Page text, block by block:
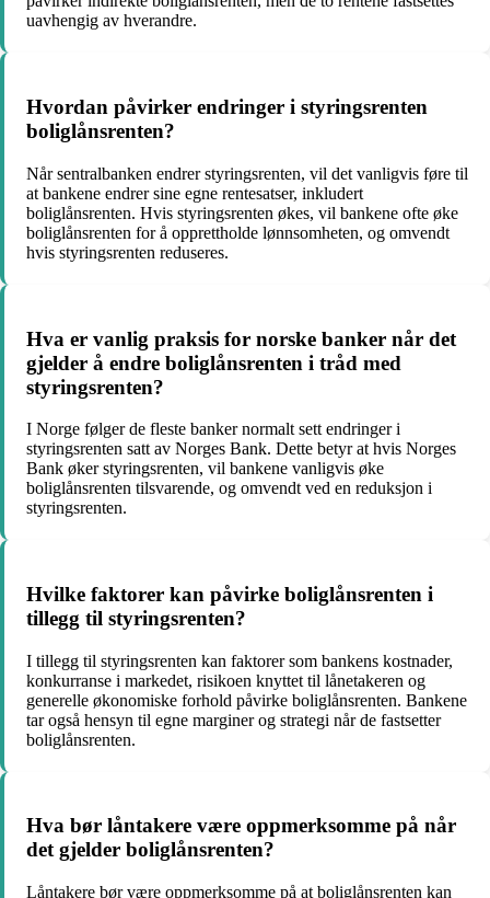
uavhengig av hverandre.
Hvordan påvirker endringer i styringsrenten
boliglånsrenten?
Når sentralbanken endrer styringsrenten, vil det vanligvis føre til
at bankene endrer sine egne rentesatser, inkludert
boliglånsrenten. Hvis styringsrenten økes, vil bankene ofte øke
boliglånsrenten for å opprettholde lønnsomheten, og omvendt
hvis styringsrenten reduseres.
Hva er vanlig praksis for norske banker når det
gjelder å endre boliglånsrenten i tråd med
styringsrenten?
I Norge følger de fleste banker normalt sett endringer i
styringsrenten satt av Norges Bank. Dette betyr at hvis Norges
Bank øker styringsrenten, vil bankene vanligvis øke
boliglånsrenten tilsvarende, og omvendt ved en reduksjon i
styringsrenten.
Hvilke faktorer kan påvirke boliglånsrenten i
tillegg til styringsrenten?
I tillegg til styringsrenten kan faktorer som bankens kostnader,
konkurranse i markedet, risikoen knyttet til lånetakeren og
generelle økonomiske forhold påvirke boliglånsrenten. Bankene
tar også hensyn til egne marginer og strategi når de fastsetter
boliglånsrenten.
Hva bør låntakere være oppmerksomme på når
det gjelder boliglånsrenten?
Låntakere bør være oppmerksomme på at boliglånsrenten kan